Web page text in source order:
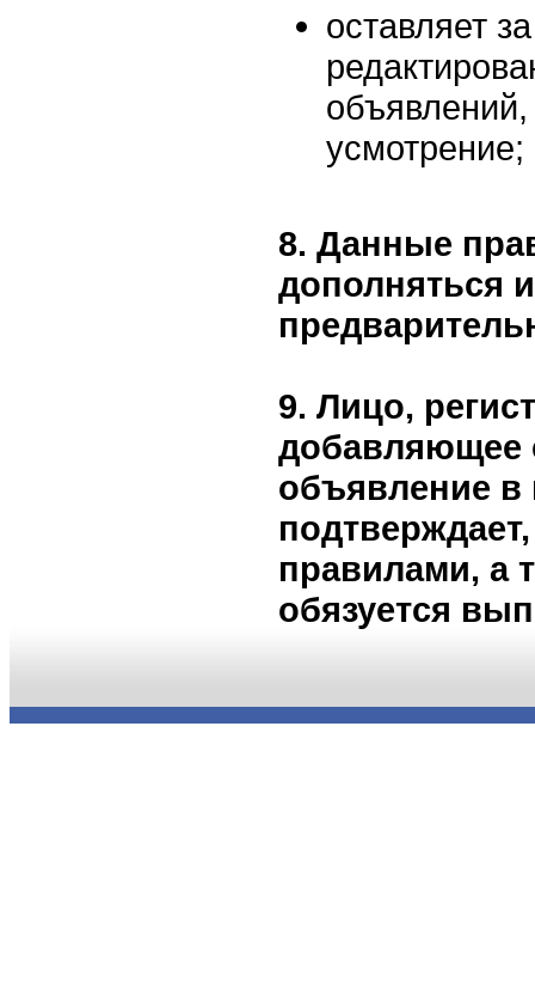
оставляет
усмотрение;
8. Данные
дополняться
9. Лицо,
добавляющее
объявление в
правилами, а
обязуется